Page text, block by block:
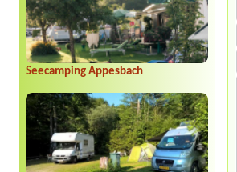
Seecamping Appesbach